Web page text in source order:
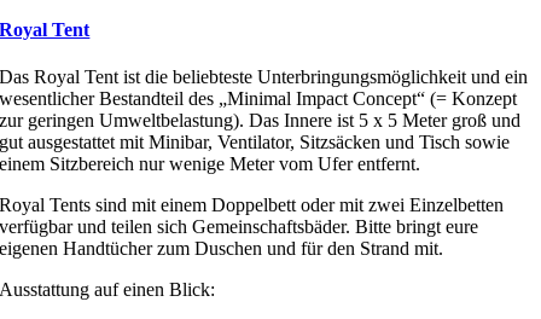
Royal Tent
Das Royal Tent ist die beliebteste Unterbringungsmöglichkeit und ein
wesentlicher Bestandteil des „Minimal Impact Concept“ (= Konzept
zur geringen Umweltbelastung). Das Innere ist 5 x 5 Meter groß und
gut ausgestattet mit Minibar, Ventilator, Sitzsäcken und Tisch sowie
einem Sitzbereich nur wenige Meter vom Ufer entfernt.
Royal Tents sind mit einem Doppelbett oder mit zwei Einzelbetten
verfügbar und teilen sich Gemeinschaftsbäder. Bitte bringt eure
eigenen Handtücher zum Duschen und für den Strand mit.
Ausstattung auf einen Blick: